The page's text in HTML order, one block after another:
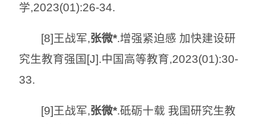
学,2023(01):26-34.
[8]王战军,张微*.增强紧迫感 加快建设研
究生教育强国[J].中国高等教育,2023(01):30-
33.
[9]王战军,张微*.砥砺十载 我国研究生教